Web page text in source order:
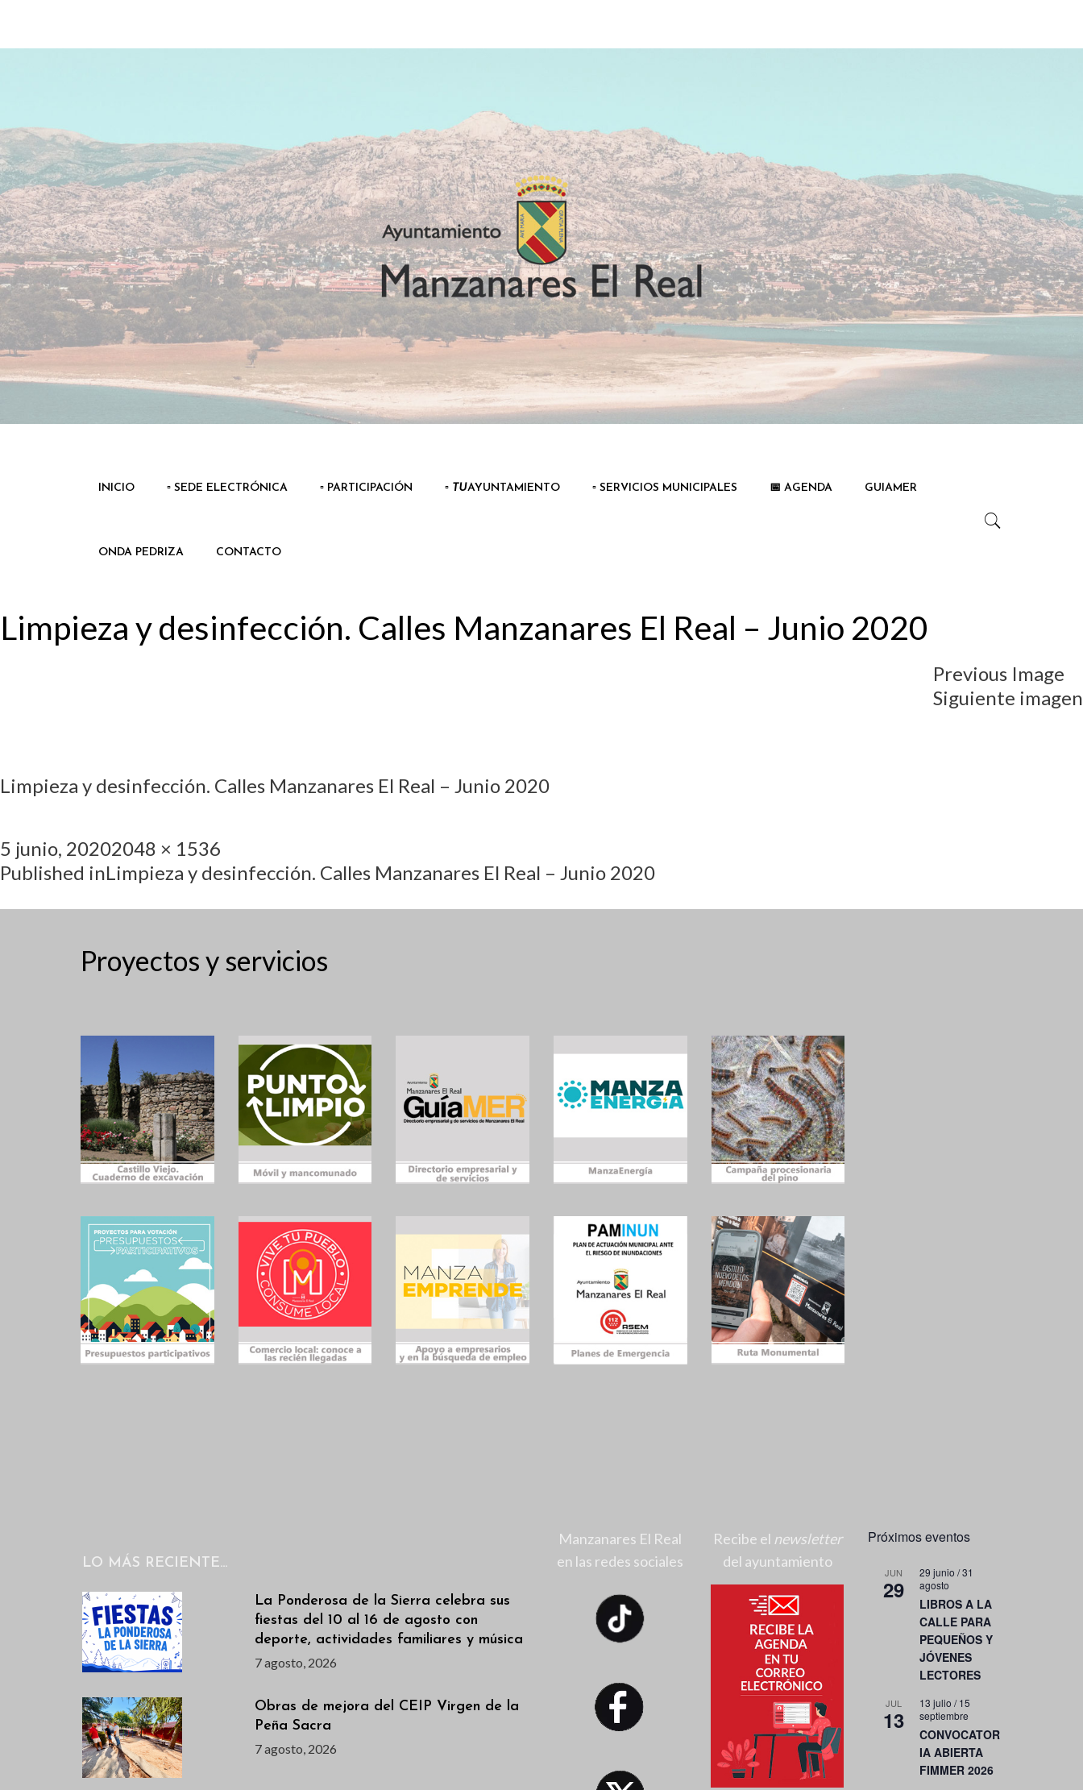
INICIO ▫️ SEDE ELECTRÓNICA ▫️ PARTICIPACIÓN ▫️ TUAYUNTAMIENTO ▫️ SERVICIOS MUNICIPALES 📅 AGENDA GUIAMER
ONDA PEDRIZA CONTACTO
Limpieza y desinfección. Calles Manzanares El Real – Junio 2020
Previous Image
Siguiente imagen
Limpieza y desinfección. Calles Manzanares El Real – Junio 2020
5 junio, 20202048 × 1536
Published inLimpieza y desinfección. Calles Manzanares El Real – Junio 2020
Proyectos y servicios
LO MÁS RECIENTE…
La Ponderosa de la Sierra celebra sus
fiestas del 10 al 16 de agosto con
deporte, actividades familiares y música
7 agosto, 2026
Obras de mejora del CEIP Virgen de la
Peña Sacra
7 agosto, 2026
Manzanares El Real
en las redes sociales
Recibe el newsletter
del ayuntamiento
Próximos eventos
JUN
29
29 junio /31
agosto
LIBROS A LA
CALLE PARA
PEQUEÑOS Y
JÓVENES
LECTORES
JUL
13
13 julio /15
septiembre
CONVOCATOR
IA ABIERTA
FIMMER 2026